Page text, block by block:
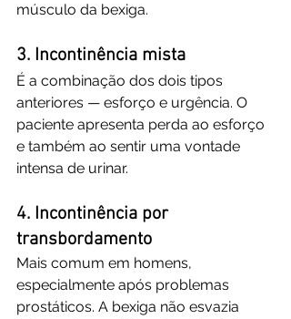
músculo da bexiga.
3. Incontinência mista
É a combinação dos dois tipos
anteriores — esforço e urgência. O
paciente apresenta perda ao esforço
e também ao sentir uma vontade
intensa de urinar.
4. Incontinência por
transbordamento
Mais comum em homens,
especialmente após problemas
prostáticos. A bexiga não esvazia